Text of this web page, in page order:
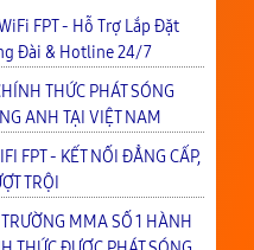
FPT - Hỗ Trợ Lắp Đặt
Đài & Hotline 24/7
THỨC PHÁT SÓNG
ANH TẠI VIỆT NAM
FPT - KẾT NỐI ĐẲNG CẤP,
TRỘI
MMA SỐ 1 HÀNH